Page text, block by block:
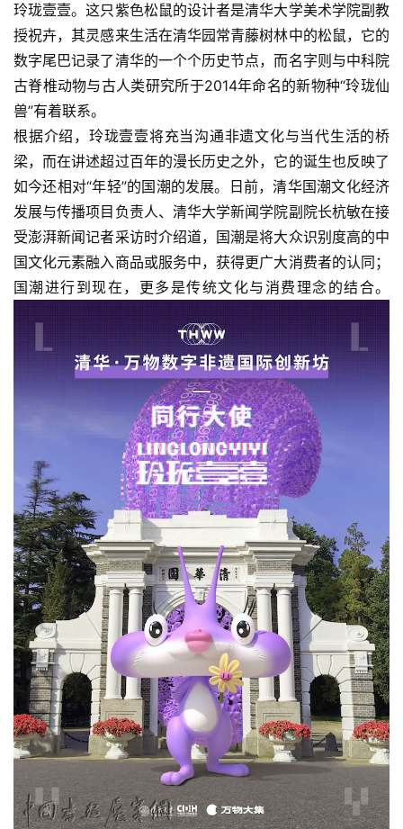
玲珑壹壹。这只紫色松鼠的设计者是清华大学美术学院副教
授祝卉，其灵感来生活在清华园常青藤树林中的松鼠，它的
数字尾巴记录了清华的一个个历史节点，而名字则与中科院
古脊椎动物与古人类研究所于2014年命名的新物种“玲珑仙
兽”有着联系。
根据介绍，玲珑壹壹将充当沟通非遗文化与当代生活的桥
梁，而在讲述超过百年的漫长历史之外，它的诞生也反映了
如今还相对“年轻”的国潮的发展。日前，清华国潮文化经济
发展与传播项目负责人、清华大学新闻学院副院长杭敏在接
受澎湃新闻记者采访时介绍道，国潮是将大众识别度高的中
国文化元素融入商品或服务中，获得更广大消费者的认同；
国潮进行到现在，更多是传统文化与消费理念的结合。